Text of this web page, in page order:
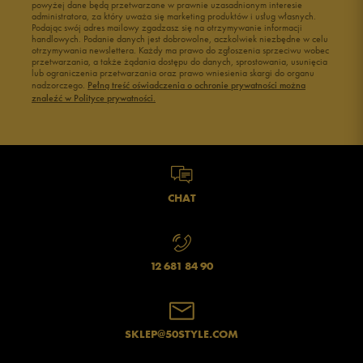
Buty męskie 43
Buty męskie 44
Buty męskie 45
Buty męskie 46
powyżej dane będą przetwarzane w prawnie uzasadnionym interesie
administratora, za który uważa się marketing produktów i usług własnych.
Podając swój adres mailowy zgadzasz się na otrzymywanie informacji
handlowych. Podanie danych jest dobrowolne, aczkolwiek niezbędne w celu
otrzymywania newslettera. Każdy ma prawo do zgłoszenia sprzeciwu wobec
przetwarzania, a także żądania dostępu do danych, sprostowania, usunięcia
lub ograniczenia przetwarzania oraz prawo wniesienia skargi do organu
nadzorczego. Pełną treść oświadczenia o ochronie prywatności można
znaleźć w Polityce prywatności.
CHAT
12 681 84 90
SKLEP@50STYLE.COM